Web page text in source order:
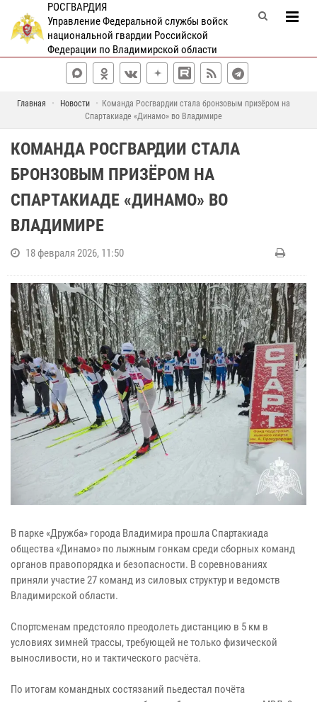
РОСГВАРДИЯ
Управление Федеральной службы войск
национальной гвардии Российской
Федерации по Владимирской области
Главная Новости
Команда Росгвардии стала бронзовым призёром на
Спартакиаде «Динамо» во Владимире
КОМАНДА РОСГВАРДИИ СТАЛА
БРОНЗОВЫМ ПРИЗЁРОМ НА
СПАРТАКИАДЕ «ДИНАМО» ВО
ВЛАДИМИРЕ
18 февраля 2026, 11:50
В парке «Дружба» города Владимира прошла Спартакиада
общества «Динамо» по лыжным гонкам среди сборных команд
органов правопорядка и безопасности. В соревнованиях
приняли участие 27 команд из силовых структур и ведомств
Владимирской области.
Спортсменам предстояло преодолеть дистанцию в 5 км в
условиях зимней трассы, требующей не только физической
выносливости, но и тактического расчёта.
По итогам командных состязаний пьедестал почёта